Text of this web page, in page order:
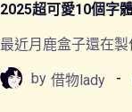
2025超可愛10個字
最近月鹿盒子還在
by 借物lady